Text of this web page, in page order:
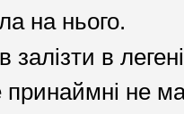
на нього.
залізти в
не